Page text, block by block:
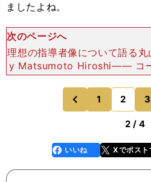
ましたよね。
次のページへ
理想の指導者像について語る
y Matsumoto Hiroshi―― コー
で大事にしていることは何で
子どもには目標を見つけ
前
のページへ
1 2 3
のページへ
2 / 4
faceboo
k
いいね Xでポスト